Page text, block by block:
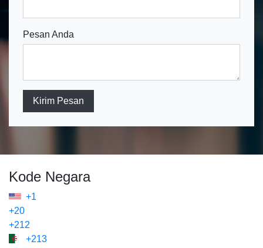
Pesan Anda
Kirim Pesan
Kode Negara
+1
+20
+212
+213